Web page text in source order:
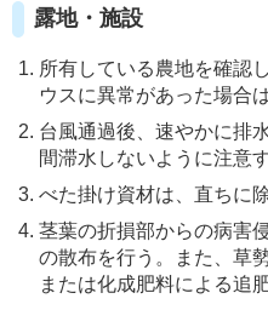
露地・施設
所有している農地を確認
ウスに異常があった場合
台風通過後、速やかに排
間滞水しないように注意す
べた掛け資材は、直ちに
茎葉の折損部からの病害
の散布を行う。また、草
または化成肥料による追